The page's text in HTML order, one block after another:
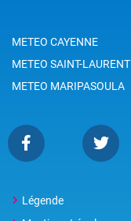
METEO CAYENNE
METEO SAINT-LAURENT
METEO MARIPASOULA
Légende